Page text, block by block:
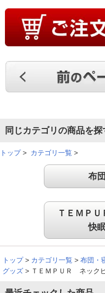
１年間使用しました。寝返
フィット感、
すごく気持ち
フィット感がすごく気持ちが
に、主人のも購入するつもり
た
同じカテゴリの商品を探
トップ> カテゴリ一覧 >
布
ＴＥＭＰＵ
快
トップ > カテゴリ一覧 > 布団・
グッズ > ＴＥＭＰＵＲ ネッ